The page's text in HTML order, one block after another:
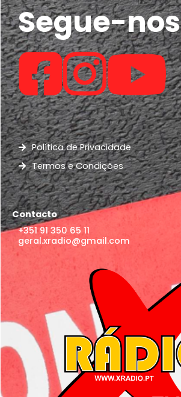
Segue-nos
Política de Privacidade
Termos e Condições
Contacto
+351 91 350 65 11
geral.xradio@gmail.com